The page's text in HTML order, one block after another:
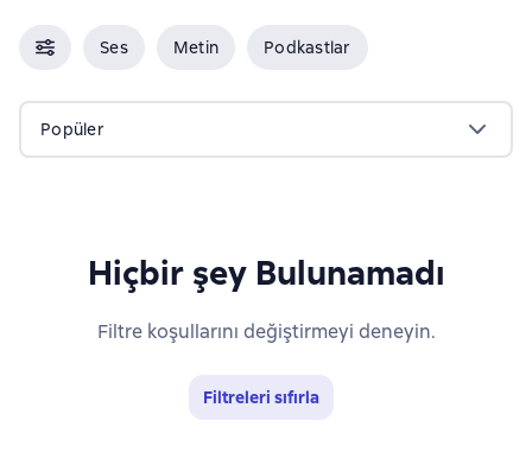
Ses Metin Podkastlar
Popüler
Hiçbir şey Bulunamadı
Filtre koşullarını değiştirmeyi deneyin.
Filtreleri sıfırla